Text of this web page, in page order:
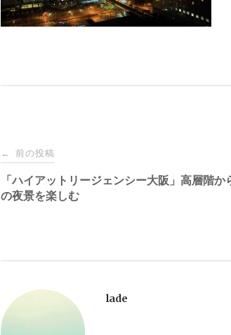
投
稿
ゲ
← 前の投稿
「ハイアットリージェンシー大阪​」高層階か
の夜景を楽しむ
lade